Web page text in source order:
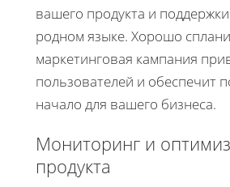
вашего продукта и
родном языке. Хорошо
маркетинговая кампания
пользователей и обеспечит
начало для вашего бизнеса.
Мониторинг и
продукта